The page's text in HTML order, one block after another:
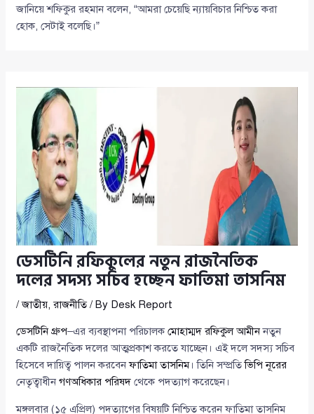
জানিয়ে শফিকুর রহমান বলেন, “আমরা চেয়েছি ন্যায়বিচার নিশ্চিত করা
হোক, সেটাই বলেছি।”
ডেসটিনি রফিকুলের নতুন রাজনৈতিক
দলের সদস্য সচিব হচ্ছেন ফাতিমা তাসনিম
/জাতীয়,রাজনীতি/ By Desk Report
ডেসটিনি গ্রুপ–এর ব্যবস্থাপনা পরিচালকমোহাম্মদ রফিকুল আমীননতুন
একটি রাজনৈতিক দলের আত্মপ্রকাশ করতে যাচ্ছেন। এই দলে সদস্য সচিব
হিসেবে দায়িত্ব পালন করবেনফাতিমা তাসনিম। তিনি সম্প্রতিভিপি নূরের
নেতৃত্বাধীনগণঅধিকার পরিষদ থেকে পদত্যাগ করেছেন।
মঙ্গলবার (১৫ এপ্রিল) পদত্যাগের বিষয়টি নিশ্চিত করেন ফাতিমা তাসনিম